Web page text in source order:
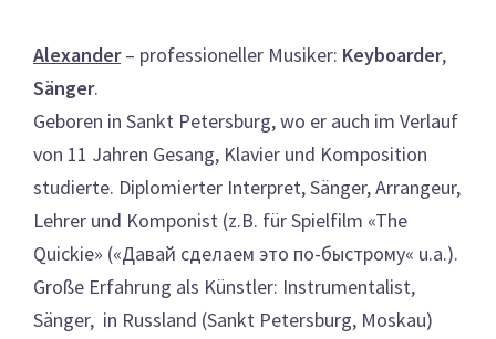
Alexander – professioneller Musiker: Keyboarder,
Sänger.
Geboren in Sankt Petersburg, wo er auch im Verlauf
von 11 Jahren Gesang, Klavier und Komposition
studierte. Diplomierter Interpret, Sänger, Arrangeur,
Lehrer und Komponist (z.B. für Spielfilm «The
Quickie» («Давай сделаем это по-быстрому« u.a.).
Große Erfahrung als Künstler: Instrumentalist,
Sänger, in Russland (Sankt Petersburg, Moskau)